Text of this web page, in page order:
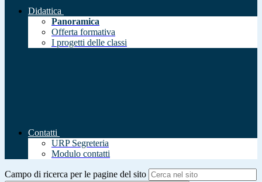
Didattica
Panoramica
Offerta formativa
I progetti delle classi
Contatti
URP Segreteria
Modulo contatti
Campo di ricerca per le pagine del sito